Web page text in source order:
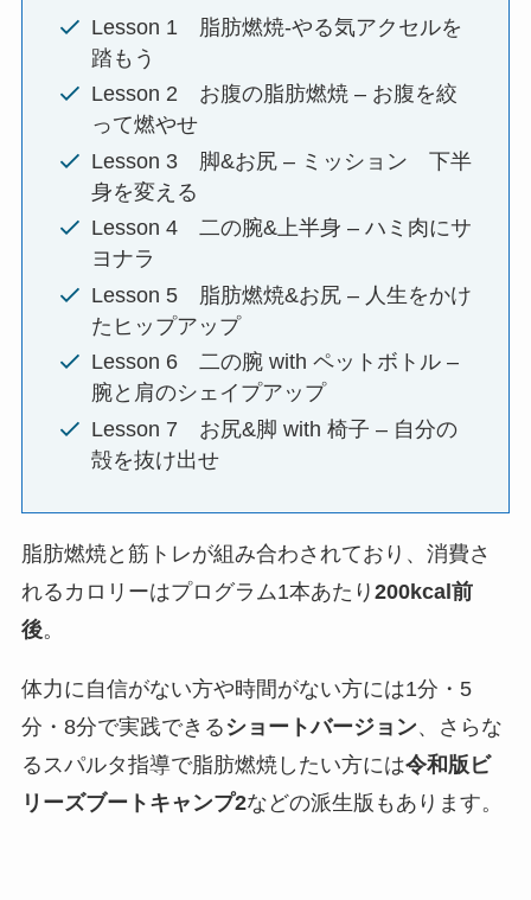
Lesson 1 脂肪燃焼-やる気アクセルを
踏もう
Lesson 2 お腹の脂肪燃焼 – お腹を絞
って燃やせ
Lesson 3 脚&お尻 – ミッション 下半
身を変える
Lesson 4 二の腕&上半身 – ハミ肉にサ
ヨナラ
Lesson 5 脂肪燃焼&お尻 – 人生をかけ
たヒップアップ
Lesson 6 二の腕 with ペットボトル –
腕と肩のシェイプアップ
Lesson 7 お尻&脚 with 椅子 – 自分の
殻を抜け出せ
脂肪燃焼と筋トレが組み合わされており、消費さ
れるカロリーはプログラム1本あたり 200kcal前
後。
体力に自信がない方や時間がない方には1分・5
分・8分で実践できる ショートバージョン、さらな
るスパルタ指導で脂肪燃焼したい方には令和版ビ
リーズブートキャンプ2などの派生版もあります。